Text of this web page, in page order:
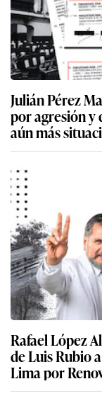
Julián Pérez
por agresión y
aún más
Rafael López
de Luis Rubio
Lima por